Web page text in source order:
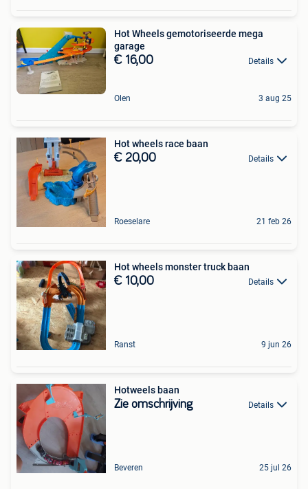
Hot Wheels gemotoriseerde mega
garage
€ 16,00 Details
Olen 3 aug 25
Hot wheels race baan
€ 20,00 Details
Roeselare 21 feb 26
Hot wheels monster truck baan
€ 10,00 Details
Ranst 9 jun 26
Hotweels baan
Zie omschrijving Details
Beveren 25 jul 26